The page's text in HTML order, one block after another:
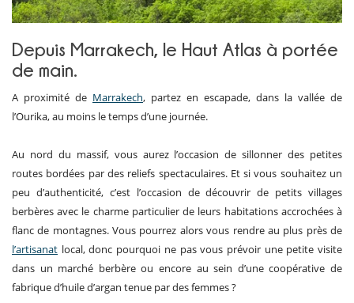
Depuis Marrakech, le Haut Atlas à portée
de main.
A proximité de Marrakech, partez en escapade, dans la vallée de
l’Ourika, au moins le temps d’une journée.
Au nord du massif, vous aurez l’occasion de sillonner des petites
routes bordées par des reliefs spectaculaires. Et si vous souhaitez un
peu d’authenticité, c’est l’occasion de découvrir de petits villages
berbères avec le charme particulier de leurs habitations accrochées à
flanc de montagnes. Vous pourrez alors vous rendre au plus près de
l’artisanat local, donc pourquoi ne pas vous prévoir une petite visite
dans un marché berbère ou encore au sein d’une coopérative de
fabrique d’huile d’argan tenue par des femmes ?